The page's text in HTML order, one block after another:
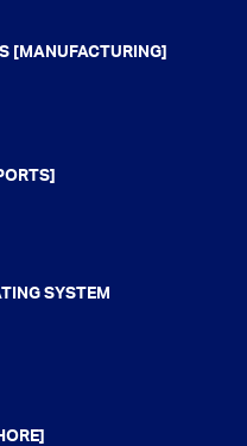
[MANUFACTURING]
SYSTEM